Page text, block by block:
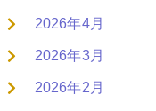
2026年4月
2026年3月
2026年2月